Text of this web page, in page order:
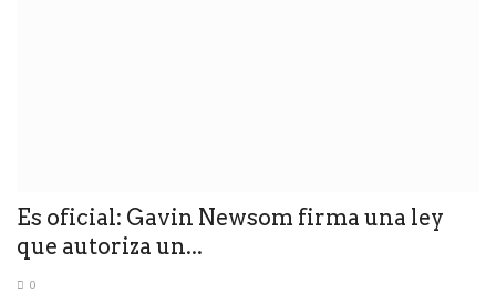
Es oficial: Gavin Newsom firma una ley
que autoriza un...
0